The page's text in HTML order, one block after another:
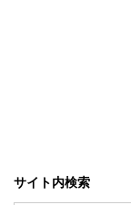
サイト内検索